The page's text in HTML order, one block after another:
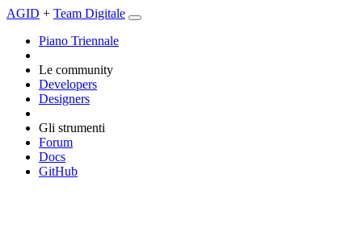
AGID + Team Digitale
Piano Triennale
Le community
Developers
Designers
Gli strumenti
Forum
Docs
GitHub